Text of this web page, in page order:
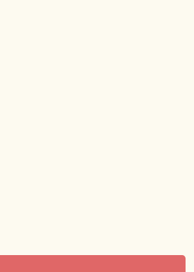
石駅、南郷7丁目駅、南郷13丁目駅
ズ